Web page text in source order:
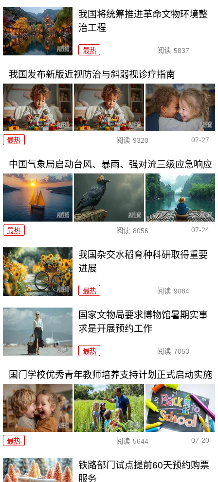
我国将统筹推进革命文物环境整
治工程
最热 阅读 5837
我国发布新版近视防治与斜弱视诊疗指南
最热 阅读 9320 07-27
中国气象局启动台风、暴雨、强对流三级应急响应
最热 阅读 8056 07-24
我国杂交水稻育种科研取得重要
进展
最热 阅读 9084
国家文物局要求博物馆暑期实事
求是开展预约工作
最热 阅读 7053
国门学校优秀青年教师培养支持计划正式启动实施
最热 阅读 5644 07-20
铁路部门试点提前60天预约购票
服务